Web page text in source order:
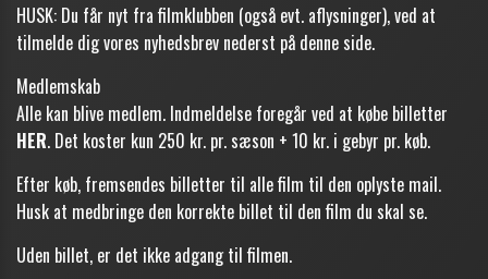
HUSK: Du får nyt fra filmklubben (også evt. aflysninger), ved at
tilmelde dig vores nyhedsbrev nederst på denne side.
Medlemskab
Alle kan blive medlem. Indmeldelse foregår ved at købe billetter
HER. Det koster kun 250 kr. pr. sæson + 10 kr. i gebyr pr. køb.
Efter køb, fremsendes billetter til alle film til den oplyste mail.
Husk at medbringe den korrekte billet til den film du skal se.
Uden billet, er det ikke adgang til filmen.